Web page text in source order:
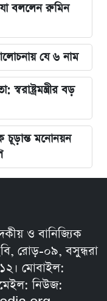
যা বললেন রুমিন
যে ৬ নাম
বড়
চূড়ান্ত মনোনয়ন
ও বানিজ্যিক
রোড়-০৯, বসুন্ধরা
মোবাইল:
নিউজ: